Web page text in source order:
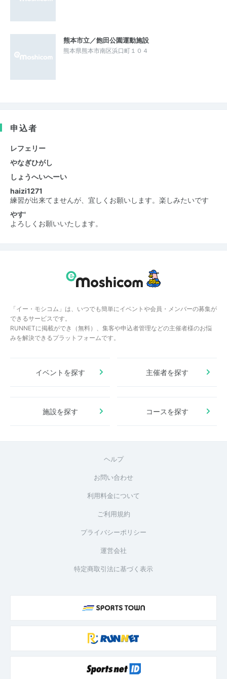
熊本市立／飽田公園運動施設
熊本県熊本市南区浜口町１０４
申込者
レフェリー
やなぎひがし
しょうへいへーい
haizi1271
練習が出来てませんが、宜しくお願いします。楽しみたいです
やす'
よろしくお願いいたします。
「イー・モシコム」は、いつでも簡単にイベントや会員・メンバーの募集が
できるサービスです。
RUNNETに掲載ができ（無料）、集客や申込者管理などの主催者様のお悩
みを解決できるプラットフォームです。
イベントを探す 主催者を探す
施設を探す コースを探す
ヘルプ
お問い合わせ
利用料金について
ご利用規約
プライバシーポリシー
運営会社
特定商取引法に基づく表示